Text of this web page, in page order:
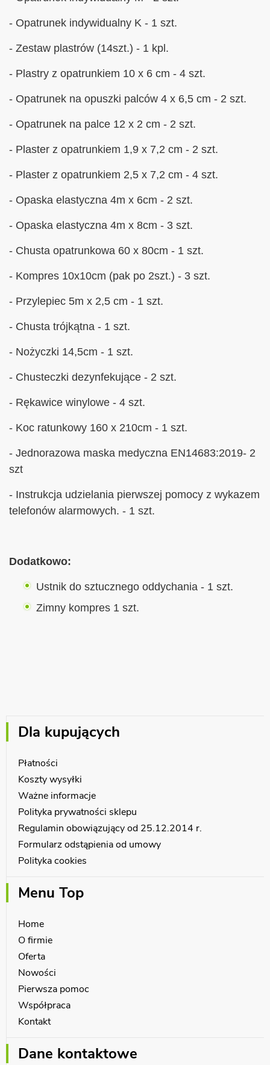
- Opatrunek indywidualny K - 1 szt.
- Zestaw plastrów (14szt.) - 1 kpl.
- Plastry z opatrunkiem 10 x 6 cm - 4 szt.
- Opatrunek na opuszki palców 4 x 6,5 cm - 2 szt.
- Opatrunek na palce 12 x 2 cm - 2 szt.
- Plaster z opatrunkiem 1,9 x 7,2 cm - 2 szt.
- Plaster z opatrunkiem 2,5 x 7,2 cm - 4 szt.
- Opaska elastyczna 4m x 6cm - 2 szt.
- Opaska elastyczna 4m x 8cm - 3 szt.
- Chusta opatrunkowa 60 x 80cm - 1 szt.
- Kompres 10x10cm (pak po 2szt.) - 3 szt.
- Przylepiec 5m x 2,5 cm - 1 szt.
- Chusta trójkątna - 1 szt.
- Nożyczki 14,5cm - 1 szt.
- Chusteczki dezynfekujące - 2 szt.
- Rękawice winylowe - 4 szt.
- Koc ratunkowy 160 x 210cm - 1 szt.
- Jednorazowa maska medyczna EN14683:2019- 2
szt
- Instrukcja udzielania pierwszej pomocy z wykazem
telefonów alarmowych. - 1 szt.
Dodatkowo:
Ustnik do sztucznego oddychania - 1 szt.
Zimny kompres 1 szt.
Dla kupujących
Płatności
Koszty wysyłki
Ważne informacje
Polityka prywatności sklepu
Regulamin obowiązujący od 25.12.2014 r.
Formularz odstąpienia od umowy
Polityka cookies
Menu Top
Home
O firmie
Oferta
Nowości
Pierwsza pomoc
Współpraca
Kontakt
Dane kontaktowe